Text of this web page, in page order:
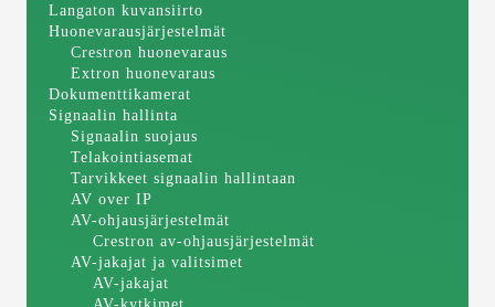
Langaton kuvansiirto
Huonevarausjärjestelmät
Crestron huonevaraus
Extron huonevaraus
Dokumenttikamerat
Signaalin hallinta
Signaalin suojaus
Telakointiasemat
Tarvikkeet signaalin hallintaan
AV over IP
AV-ohjausjärjestelmät
Crestron av-ohjausjärjestelmät
AV-jakajat ja valitsimet
AV-jakajat